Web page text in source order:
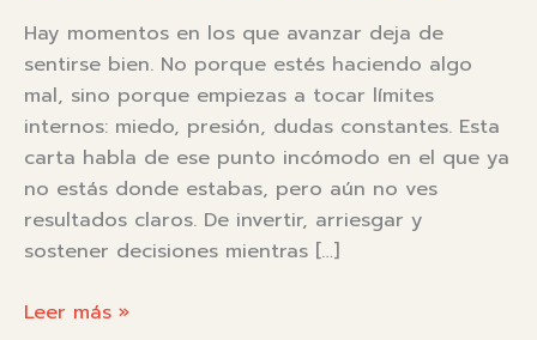
Hay momentos en los que avanzar deja de
sentirse bien. No porque estés haciendo algo
mal, sino porque empiezas a tocar límites
internos: miedo, presión, dudas constantes. Esta
carta habla de ese punto incómodo en el que ya
no estás donde estabas, pero aún no ves
resultados claros. De invertir, arriesgar y
sostener decisiones mientras […]
El
Leer más »